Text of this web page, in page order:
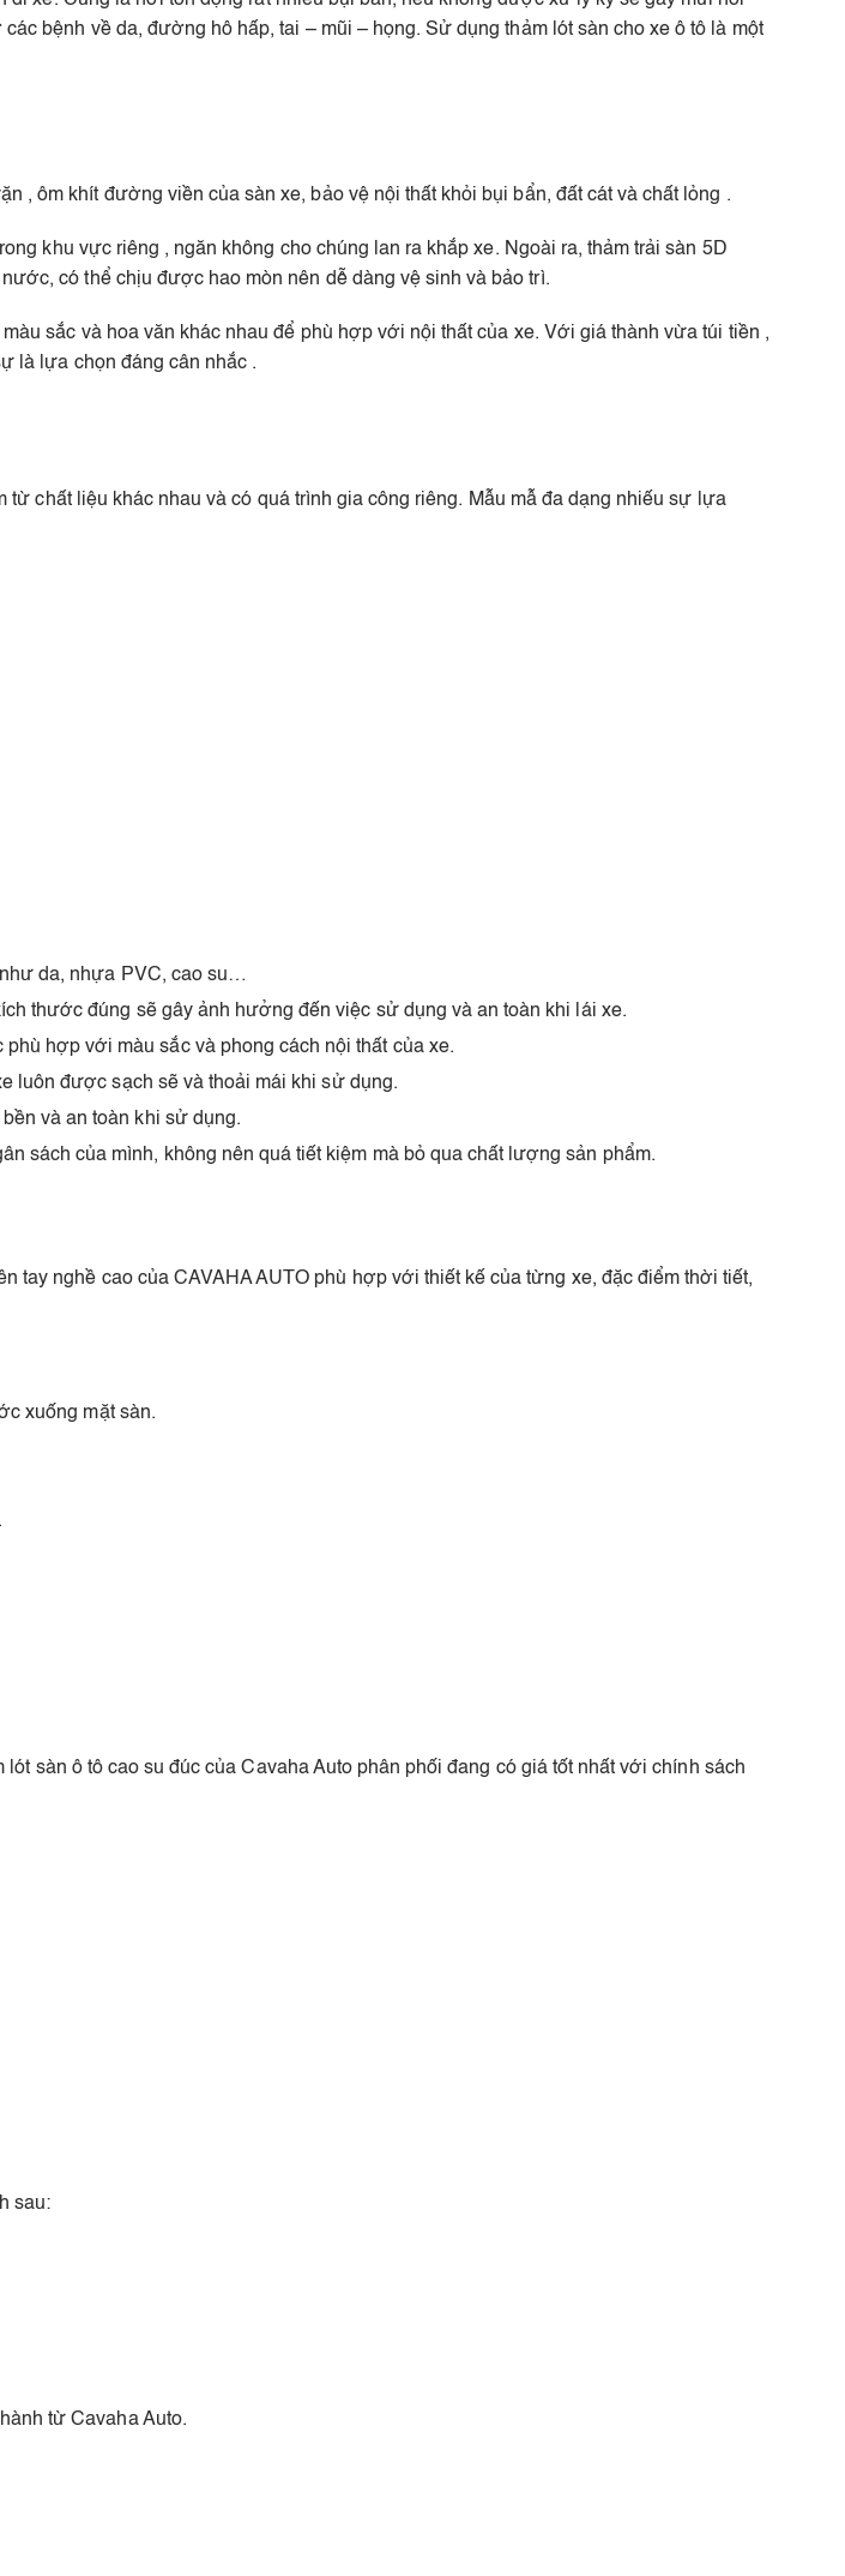
bệnh về da, đường hô hấp, tai – mũi – họng. Sử dụng thảm lót sàn cho xe ô tô là một
, ôm khít đường viền của sàn xe, bảo vệ nội thất khỏi bụi bẩn, đất cát và chất lỏng .
khu vực riêng , ngăn không cho chúng lan ra khắp xe. Ngoài ra, thảm trải sàn 5D
có thể chịu được hao mòn nên dễ dàng vệ sinh và bảo trì.
sắc và hoa văn khác nhau để phù hợp với nội thất của xe. Với giá thành vừa túi tiền ,
là lựa chọn đáng cân nhắc .
chất liệu khác nhau và có quá trình gia công riêng. Mẫu mẫ đa dạng nhiếu sự lựa
da, nhựa PVC, cao su…
thước đúng sẽ gây ảnh hưởng đến việc sử dụng và an toàn khi lái xe.
hợp với màu sắc và phong cách nội thất của xe.
luôn được sạch sẽ và thoải mái khi sử dụng.
và an toàn khi sử dụng.
sách của mình, không nên quá tiết kiệm mà bỏ qua chất lượng sản phẩm.
tay nghề cao của CAVAHA AUTO phù hợp với thiết kế của từng xe, đặc điểm thời tiết,
xuống mặt sàn.
sàn ô tô cao su đúc của Cavaha Auto phân phối đang có giá tốt nhất với chính sách
sau:
từ Cavaha Auto.